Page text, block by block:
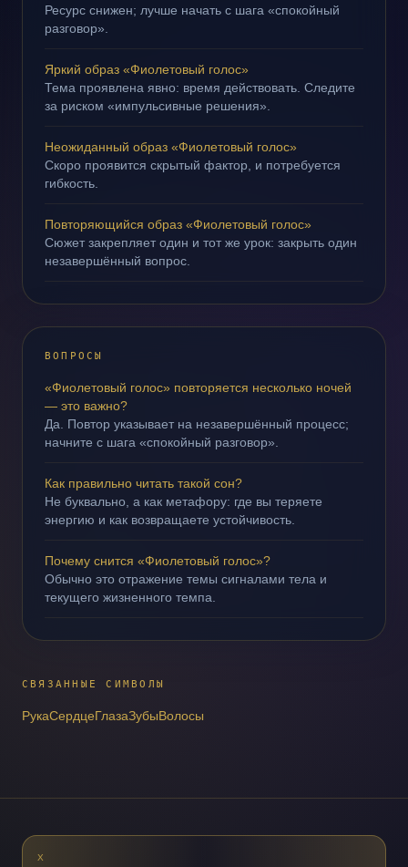
Ресурс снижен; лучше начать с шага «спокойный
разговор».
Яркий образ «Фиолетовый голос»
Тема проявлена явно: время действовать. Следите
за риском «импульсивные решения».
Неожиданный образ «Фиолетовый голос»
Скоро проявится скрытый фактор, и потребуется
гибкость.
Повторяющийся образ «Фиолетовый голос»
Сюжет закрепляет один и тот же урок: закрыть один
незавершённый вопрос.
ВОПРОСЫ
«Фиолетовый голос» повторяется несколько ночей
— это важно?
Да. Повтор указывает на незавершённый процесс;
начните с шага «спокойный разговор».
Как правильно читать такой сон?
Не буквально, а как метафору: где вы теряете
энергию и как возвращаете устойчивость.
Почему снится «Фиолетовый голос»?
Обычно это отражение темы сигналами тела и
текущего жизненного темпа.
СВЯЗАННЫЕ СИМВОЛЫ
РукаСердцеГлазаЗубыВолосы
X